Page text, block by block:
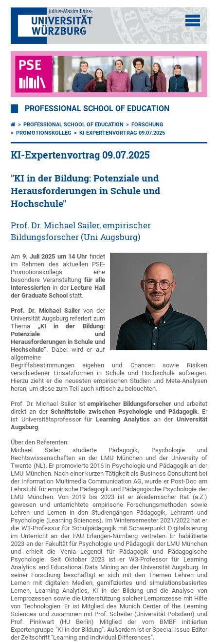
PROFESSIONAL SCHOOL OF EDUCATION
PROFESSIONAL SCHOOL OF EDUCATION
FORSCHUNG
PROMOTIONSKOLLEG
KI-EXPERTENVORTRAG 09.07.2025
KI-Expertenvortrag 09.07.2025
"KI in der Bildung: Potenziale und
Herausforderungen in Schule und
Hochschule"
Prof. Dr. Michael Sailer, empirischer
Bildungsforscher (Uni Augsburg)
Am 9. Juli 2025 um 14 Uhr findet
im Rahmen des aktuellen PSE-
Promotionskollegs eine
besondere Veranstaltung für alle
Interessierten in derLecture Hall
der Graduate School statt.
Prof. Dr. Michael Sailervon der
Universität Augsburg referiert zum
Thema „KI in der Bildung:
Potenziale und
Herausforderungen in Schule und
Hochschule“. Dabei wird er auf
allgemeine
Begriffsbestimmungen eigehen und Chancen sowie Risiken
verschiedener Einsatzformen in Schule und Hochschule aufzeigen.
Hierzu zieht er die neuesten empirischen Studien und Meta-Analysen
heran, um diese zum Teil auch kritisch zu beleuchten.
Prof. Dr. Michael Sailer istempirischer Bildungsforscher und arbeitet
direkt an derSchnittstelle zwischen Psychologie und Pädagogik. Er
ist Universitätsprofessor für Learning Analytics an der Universität
Augsburg.
Über den Referenten:
Michael Sailer studierte Pädagogik, Psychologie und
Rechtswissenschaften an der LMU München und der University of
Twente (NL). Er promovierte 2016 in Psychologie und Pädagogik an der
LMU München. Nach einer kurzen Tätigkeit als Business Consultant bei
der Information Multimedia Communication AG, wurde er Post-Doc am
Lehrstuhl für empirische Pädagogik und Pädagogische Psychologie der
LMU München. Von 2019 bis 2023 ist er akademischer Rat (a.Z.)
gewesen und unterrichtete empirische Forschungsmethoden sowie
Lehren und Lernen in den Studiengängen Pädagogik, Lehramt und
Psychologie (Learning Sciences). Im Wintersemester 2021/2022 hat er
die W3-Professur für Schulpädagogik mit Schwerpunkt Digitalisierung
im Unterricht an der FAU Erlangen-Nürnberg vertreten. Er habilitierte
2023 an der Fakultät für Psychologie und Pädagogik der LMU München
und erhielt die Venia Legendi für Pädagogik und Pädagogische
Psychologie. Seit Oktober 2023 ist er W3-Professor für Learning
Analytics and Educational Data Mining an der Universität Augsburg. In
seiner Forschung beschäftigt er sich mit den Themen Lehren und
Lernen mit digitalen Medien, gamifiziertes und simulationsbasiertes
Lernen, Learning Analytics, KI in der Bildung und die Analyse von
Lernprozessen sowie die Unterstützung solcher Lernprozesse mit Hilfe
von Technologien. Er ist Mitglied des Munich Center of the Learning
Sciences und zusammen mit Prof. Scheiter (Universität Potsdam) und
Prof. Pinkwart (HU Berlin) Mitglied der vom BMBF initiierten
Expertengruppe "KI in der Bildung". Außerdem ist er Special Issue Editor
der Zeitschrift "Learning and Individual Differences".